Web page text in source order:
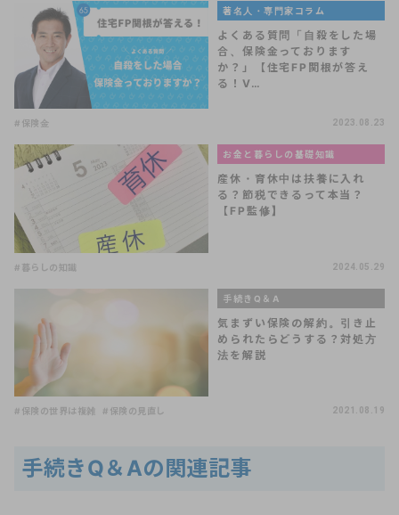
著名人・専門家コラム
よくある質問「自殺をした場
合、保険金っております
か？」【住宅FP関根が答え
る！V…
#保険金 2023.08.23
お金と暮らしの基礎知識
産休・育休中は扶養に入れ
る？節税できるって本当？
【FP監修】
#暮らしの知識 2024.05.29
手続きQ＆A
気まずい保険の解約。引き止
められたらどうする？対処方
法を解説
#保険の世界は複雑 #保険の見直し 2021.08.19
手続きQ＆Aの関連記事